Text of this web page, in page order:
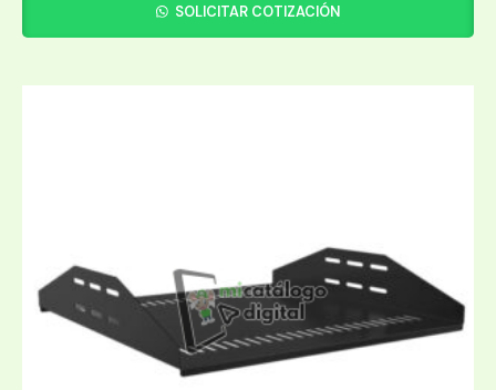
SOLICITAR COTIZACIÓN